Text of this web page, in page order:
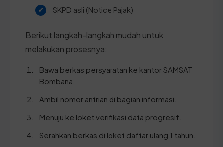
SKPD asli (Notice Pajak)
Berikut langkah-langkah mudah untuk
melakukan prosesnya:
Bawa berkas persyaratan ke kantor SAMSAT
Bombana.
Ambil nomor antrian di bagian informasi.
Menuju ke loket verifikasi data progresif.
Serahkan berkas di loket daftar ulang 1 tahun.